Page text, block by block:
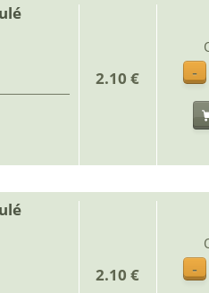
2.10 €
-
2.10 €
-